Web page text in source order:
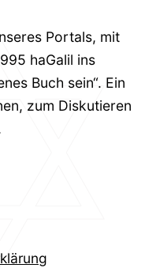
Portals, mit
haGalil ins
Buch sein“. Ein
zum Diskutieren